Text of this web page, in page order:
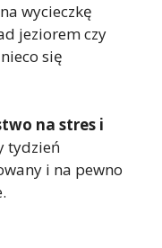
wycieczkę
jeziorem czy
się
na stres i
tydzień
i na pewno